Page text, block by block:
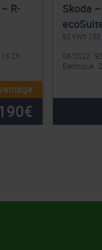
Skoda
82 kWh 150
08/2022
Electrique
R-
Ch
€